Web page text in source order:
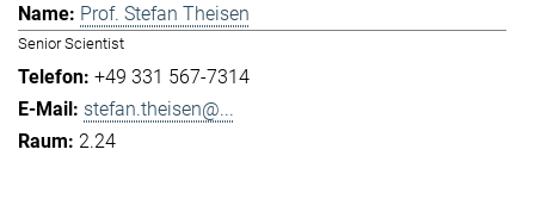
Prof. Stefan Theisen
Senior Scientist
+49 331 567-7314
stefan.theisen@...
2.24